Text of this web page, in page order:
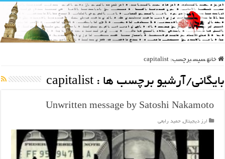
خانه سپس برچسب: capitalist
بایگانی/آرشیو برچسب ها : capitalist
Unwritten message by Satoshi Nakamoto
ارز دیجیتال, حمید رابعی